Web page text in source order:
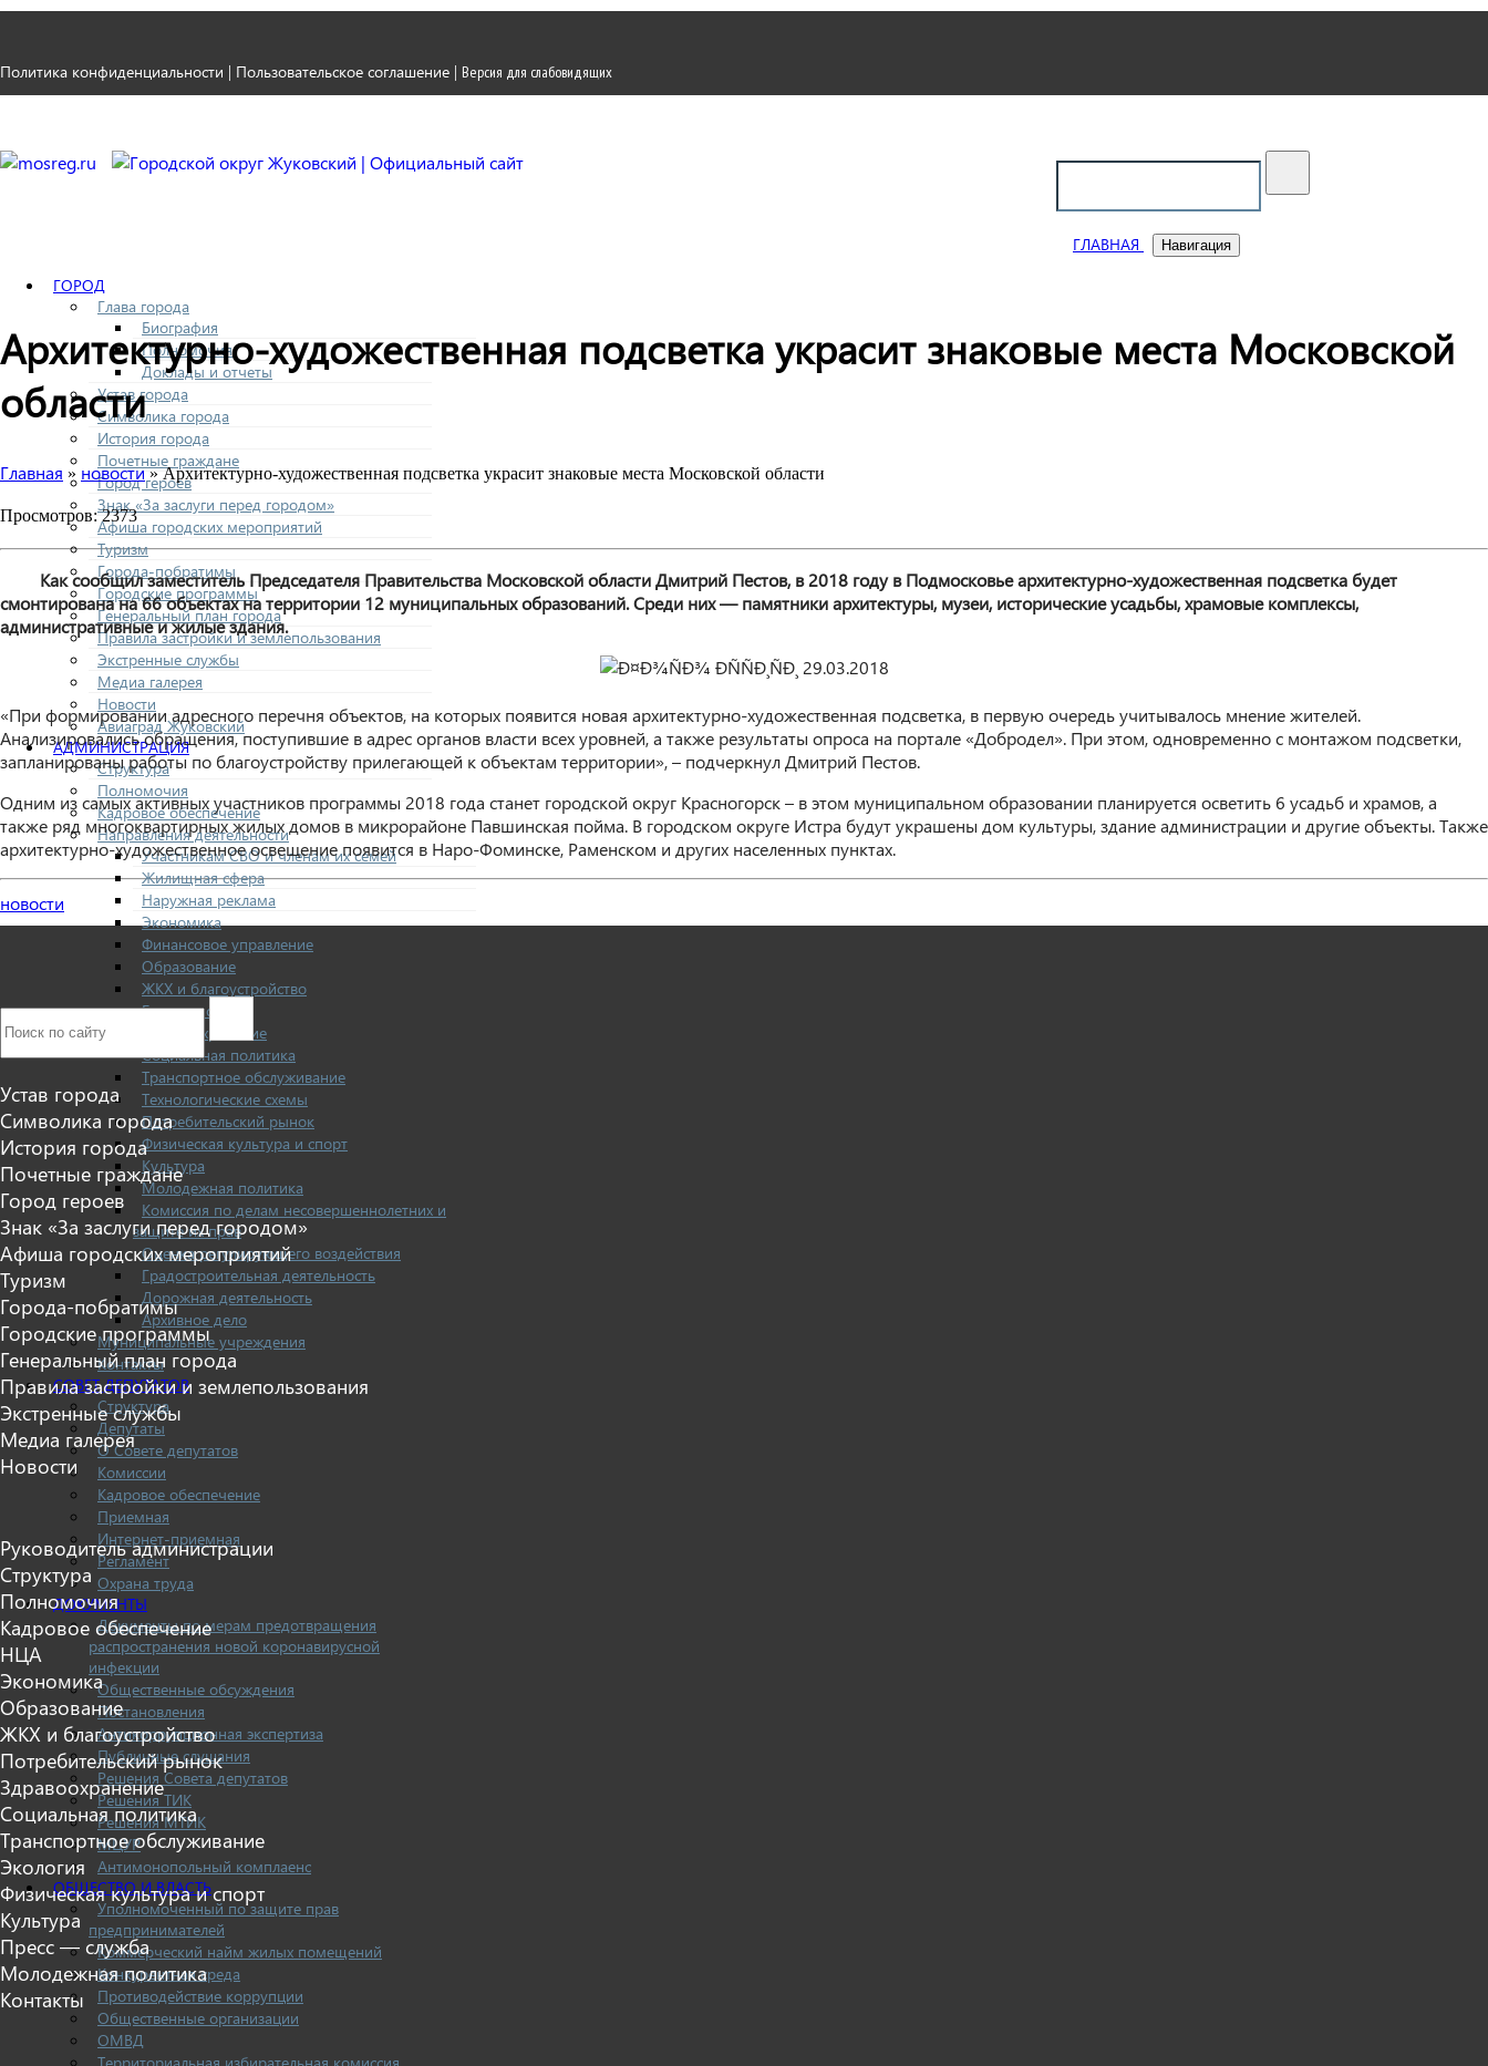
Политика конфиденциальности | Пользовательское соглашение | Версия для слабовидящих
ГЛАВНАЯ Навигация
ГОРОД
Глава города
Биография
Полномочия
Доклады и отчеты
Устав города
Символика города
История города
Почетные граждане
Город героев
Знак «За заслуги перед городом»
Афиша городских мероприятий
Туризм
Города-побратимы
Городские программы
Генеральный план города
Правила застройки и землепользования
Экстренные службы
Медиа галерея
Новости
Авиаград Жуковский
АДМИНИСТРАЦИЯ
Структура
Полномочия
Кадровое обеспечение
Направления деятельности
Участникам СВО и членам их семей
Жилищная сфера
Наружная реклама
Экономика
Финансовое управление
Образование
ЖКХ и благоустройство
Безопасность
Здравоохранение
Социальная политика
Транспортное обслуживание
Технологические схемы
Потребительский рынок
Физическая культура и спорт
Культура
Молодежная политика
Комиссия по делам несовершеннолетних и
защите их прав
Оценка регулирующего воздействия
Градостроительная деятельность
Дорожная деятельность
Архивное дело
Муниципальные учреждения
Контакты
СОВЕТ ДЕПУТАТОВ
Структура
Депутаты
О Совете депутатов
Комиссии
Кадровое обеспечение
Приемная
Интернет-приемная
Регламент
Охрана труда
ДОКУМЕНТЫ
Документы по мерам предотвращения
распространения новой коронавирусной
инфекции
Общественные обсуждения
Постановления
Антикоррупционная экспертиза
Публичные слушания
Решения Совета депутатов
Решения ТИК
Решения МТИК
МЦУР
Антимонопольный комплаенс
ОБЩЕСТВО И ВЛАСТЬ
Уполномоченный по защите прав
предпринимателей
Коммерческий найм жилых помещений
Конкурентная среда
Противодействие коррупции
Общественные организации
ОМВД
Территориальная избирательная комиссия
Архитектурно-художественная подсветка украсит знаковые места Московской
области
Главная » новости» Архитектурно-художественная подсветка украсит знаковые места Московской области
Просмотров: 2373
Как сообщил заместитель Председателя Правительства Московской области Дмитрий Пестов, в 2018 году в Подмосковье архитектурно-художественная подсветка будет
смонтирована на 66 объектах на территории 12 муниципальных образований. Среди них — памятники архитектуры, музеи, исторические усадьбы, храмовые комплексы,
административные и жилые здания.
«При формировании адресного перечня объектов, на которых появится новая архитектурно-художественная подсветка, в первую очередь учитывалось мнение жителей.
Анализировались обращения, поступившие в адрес органов власти всех уровней, а также результаты опроса на портале «Добродел». При этом, одновременно с монтажом подсветки,
запланированы работы по благоустройству прилегающей к объектам территории», – подчеркнул Дмитрий Пестов.
Одним из самых активных участников программы 2018 года станет городской округ Красногорск – в этом муниципальном образовании планируется осветить 6 усадьб и храмов, а
также ряд многоквартирных жилых домов в микрорайоне Павшинская пойма. В городском округе Истра будут украшены дом культуры, здание администрации и другие объекты. Также
архитектурно-художественное освещение появится в Наро-Фоминске, Раменском и других населенных пунктах.
новости
Устав города
Символика города
История города
Почетные граждане
Город героев
Знак «За заслуги перед городом»
Афиша городских мероприятий
Туризм
Города-побратимы
Городские программы
Генеральный план города
Правила застройки и землепользования
Экстренные службы
Медиа галерея
Новости
Руководитель администрации
Структура
Полномочия
Кадровое обеспечение
НЦА
Экономика
Образование
ЖКХ и благоустройство
Потребительский рынок
Здравоохранение
Социальная политика
Транспортное обслуживание
Экология
Физическая культура и спорт
Культура
Пресс — служба
Молодежная политика
Контакты